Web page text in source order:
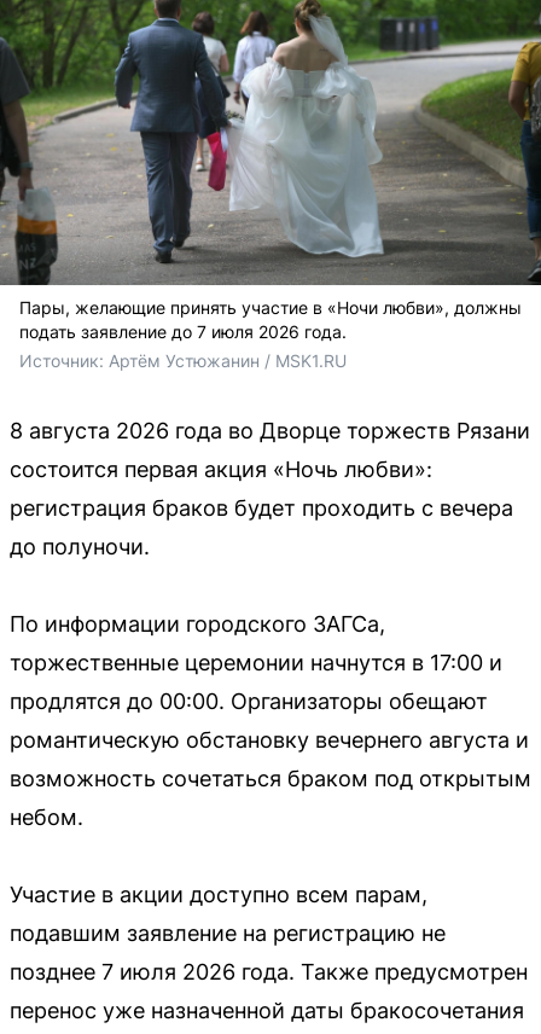
Пары, желающие принять участие в «Ночи любви», должны
подать заявление до 7 июля 2026 года.
Источник: Артём Устюжанин / MSK1.RU
8 августа 2026 года во Дворце торжеств Рязани
состоится первая акция «Ночь любви»:
регистрация браков будет проходить с вечера
до полуночи.
По информации городского ЗАГСа,
торжественные церемонии начнутся в 17:00 и
продлятся до 00:00. Организаторы обещают
романтическую обстановку вечернего августа и
возможность сочетаться браком под открытым
небом.
Участие в акции доступно всем парам,
подавшим заявление на регистрацию не
позднее 7 июля 2026 года. Также предусмотрен
перенос уже назначенной даты бракосочетания